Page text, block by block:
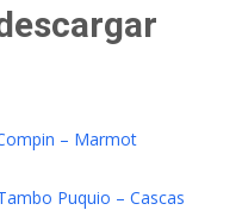
– Marmot
Puquio – Cascas